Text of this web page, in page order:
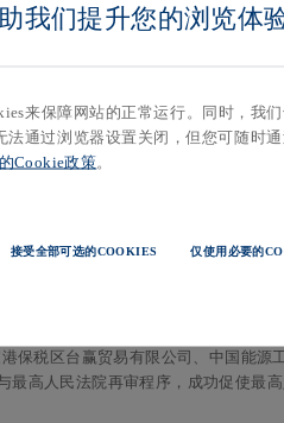
保税区台赢贸易有限公司、中国能
最高人民法院再审程序，成功促使最
我们提升您的浏览体
来保障网站的正常运行。同时，我
法通过浏览器设置关闭，但您可随时
Cookie政策。
接受全部可选的COOKIES 仅使用必要的